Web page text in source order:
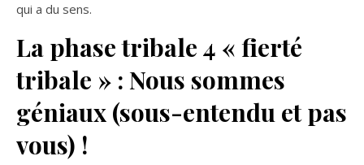
qui a du sens.
La phase tribale 4 « fierté
tribale » : Nous sommes
géniaux (sous-entendu et pas
vous) !